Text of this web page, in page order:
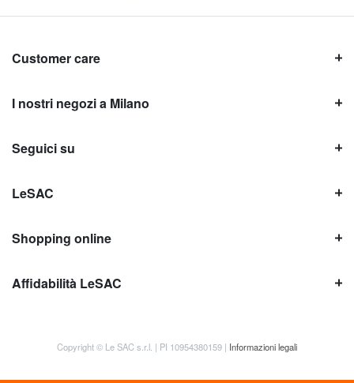
Customer care
I nostri negozi a Milano
Seguici su
LeSAC
Shopping online
Affidabilità LeSAC
Copyright © Le SAC s.r.l. | PI 10954380159 | Informazioni legali